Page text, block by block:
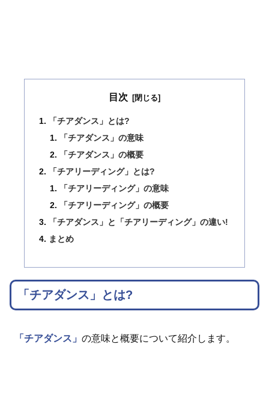
目次
「チアダンス」とは?
「チアダンス」の意味
「チアダンス」の概要
「チアリーディング」とは?
「チアリーディング」の意味
「チアリーディング」の概要
「チアダンス」と「チアリーディング」の違い!
まとめ
「チアダンス」とは?
「チアダンス」 の意味と概要について紹介します。